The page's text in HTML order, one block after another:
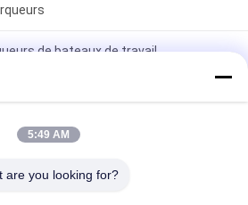
de bateaux de travail
de moulage et d'extrusion
garantissant leur
et une protection maritime
5:49 AM
are you looking for?